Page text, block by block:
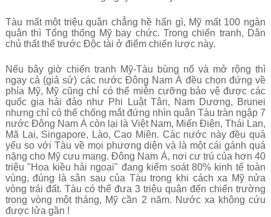
Tàu mất một triệu quân chẳng hề hấn gì, Mỹ mất 100 ngàn
quân thì Tổng thống Mỹ bay chức. Trong chiến tranh, Dân
chủ thất thế trước Độc tài ở điểm chiến lược này.
Nếu bây giờ chiến tranh Mỹ-Tàu bùng nổ và mở rộng thì
ngay cả (giả sử) các nước Đông Nam Á đều chọn đứng về
phía Mỹ, Mỹ cũng chỉ có thể miễn cưỡng bảo vệ được các
quốc gia hải đảo như Phi Luật Tân, Nam Dương, Brunei
nhưng chỉ có thể chống mắt đứng nhìn quân Tàu tràn ngập 7
nước Đông Nam Á còn lại là Việt Nam, Miến Điện, Thái Lan,
Mã Lai, Singapore, Lào, Cao Miên. Các nước này đều quá
yếu so với Tàu về mọi phương diện và là một cái gánh quá
nặng cho Mỹ cưu mang. Đông Nam Á, nơi cư trú của hơn 40
triệu "Hoa kiều hải ngoại" đang kiểm soát 80% kinh tế toàn
vùng, đúng là sân sau của Tàu trong khi cách xa Mỹ nửa
vòng trái đất. Tàu có thể đưa 3 triệu quân đến chiến trường
trong vòng một tháng, Mỹ cần 2 năm. Nước xa không cứu
được lửa gần !